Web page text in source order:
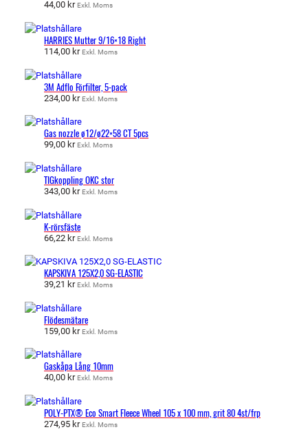
44,00 kr Exkl. Moms
HARRIES Mutter 9/16×18 Right
114,00 kr Exkl. Moms
3M Adflo Förfilter, 5-pack
234,00 kr Exkl. Moms
Gas nozzle ø12/ø22×58 CT 5pcs
99,00 kr Exkl. Moms
TIGkoppling OKC stor
343,00 kr Exkl. Moms
K-rörsfäste
66,22 kr Exkl. Moms
KAPSKIVA 125X2,0 SG-ELASTIC
39,21 kr Exkl. Moms
Flödesmätare
159,00 kr Exkl. Moms
Gaskåpa Lång 10mm
40,00 kr Exkl. Moms
POLY-PTX® Eco Smart Fleece Wheel 105 x 100 mm, grit 80 4st/frp
274,95 kr Exkl. Moms